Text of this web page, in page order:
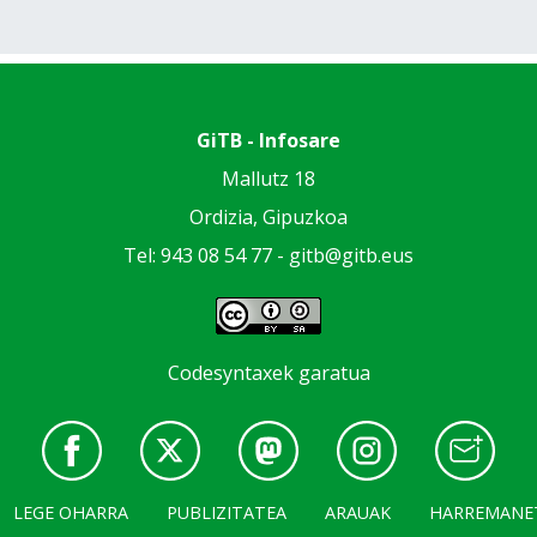
GiTB - Infosare
Mallutz 18
Ordizia, Gipuzkoa
Tel: 943 08 54 77 - gitb@gitb.eus
Codesyntaxek garatua
LEGE OHARRA PUBLIZITATEA ARAUAK